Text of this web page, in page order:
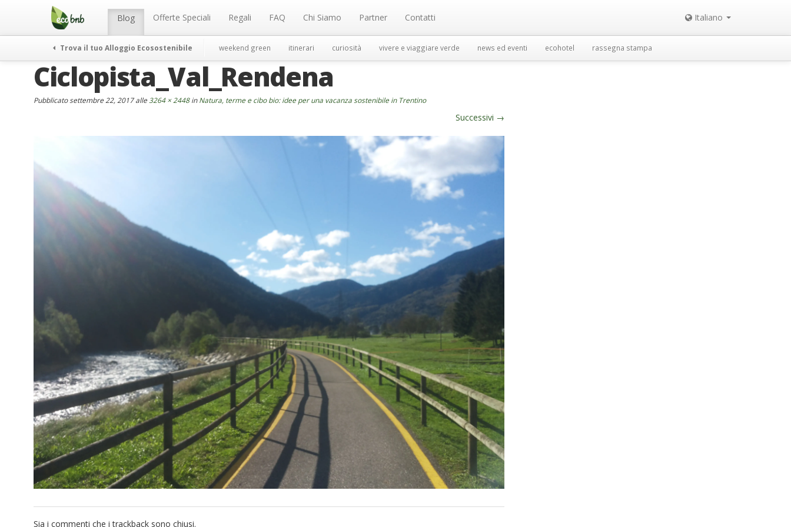
Menu Blog Offerte Speciali Regali FAQ Chi Siamo Partner Contatti Italiano
Trova il tuo Alloggio Ecosostenibile weekend green itinerari curiosità vivere e viaggiare verde news ed eventi ecohotel rassegna stampa
Ciclopista_Val_Rendena
Pubblicatosettembre 22, 2017alle 3264 × 2448inNatura, terme e cibo bio: idee per una vacanza sostenibile in Trentino
Successivi →
Sia i commenti che i trackback sono chiusi.